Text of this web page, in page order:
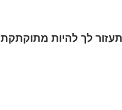
לך להיות מתוקתקת